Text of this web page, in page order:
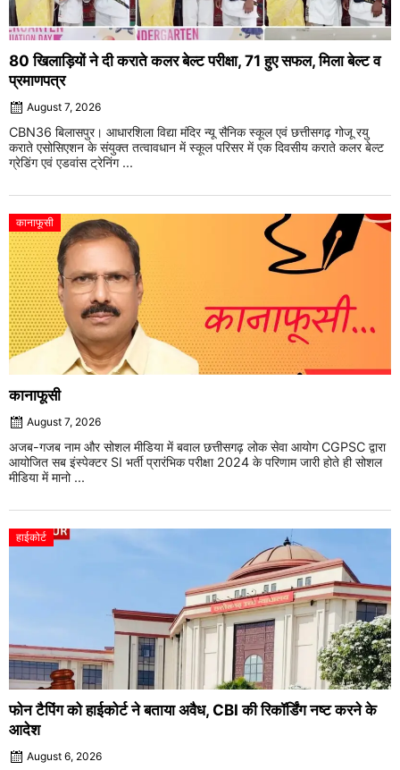
80 खिलाड़ियों ने दी कराते कलर बेल्ट परीक्षा, 71 हुए सफल, मिला बेल्ट व
प्रमाणपत्र
August 7, 2026
CBN36 बिलासपुर। आधारशिला विद्या मंदिर न्यू सैनिक स्कूल एवं छत्तीसगढ़ गोजू रयु
कराते एसोसिएशन के संयुक्त तत्वावधान में स्कूल परिसर में एक दिवसीय कराते कलर बेल्ट
ग्रेडिंग एवं एडवांस ट्रेनिंग ...
कानाफूसी
कानाफूसी
August 7, 2026
अजब-गजब नाम और सोशल मीडिया में बवाल छत्तीसगढ़ लोक सेवा आयोग CGPSC द्वारा
आयोजित सब इंस्पेक्टर SI भर्ती प्रारंभिक परीक्षा 2024 के परिणाम जारी होते ही सोशल
मीडिया में मानो ...
हाईकोर्ट
फोन टैपिंग को हाईकोर्ट ने बताया अवैध, CBI की रिकॉर्डिंग नष्ट करने के
आदेश
August 6, 2026